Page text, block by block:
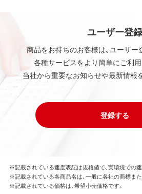
ユーザー登録
商品をお持ちのお客様は、ユーザ
各種サービスをより簡単にご利用
当社から重要なお知らせや最新情報
登録する
※記載されている速度表記は規格値で、実環境での速
※記載されている各商品名は、一般に各社の商標また
※記載されている価格は、希望小売価格です。